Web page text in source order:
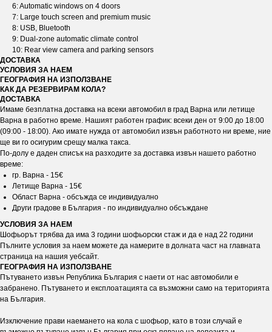
6: Automatic windows on 4 doors
7: Large touch screen and premium music
8: USB, Bluetooth
9: Dual-zone automatic climate control
10: Rear view camera and parking sensors
ДОСТАВКА
УСЛОВИЯ ЗА НАЕМ
ГЕОГРАФИЯ НА ИЗПОЛЗВАНЕ
КАК ДА РЕЗЕРВИРАМ КОЛА?
ДОСТАВКА
Имаме безплатна доставка на всеки автомобил в град Варна или летище
Варна в работно време. Нашият работен график: всеки ден от 9:00 до 18:00
(09:00 - 18:00). Ако имате нужда от автомобил извън работното ни време, ние
ще ви го осигурим срещу малка такса.
По-долу е даден списък на разходите за доставка извън нашето работно
време:
гр. Варна - 15€
Летище Варна - 15€
Област Варна - обсъжда се индивидуално
Други градове в България - по индивидуално обсъждане
УСЛОВИЯ ЗА НАЕМ
Шофьорът трябва да има 3 години шофьорски стаж и да е над 22 години
Пълните условия за наем можете да намерите в долната част на главната
страница на нашия уебсайт.
ГЕОГРАФИЯ НА ИЗПОЛЗВАНЕ
Пътуването извън Република България с наети от нас автомобили е
забранено. Пътуването и експлоатацията са възможни само на територията
на България.
Изключение прави наемането на кола с шофьор, като в този случай е